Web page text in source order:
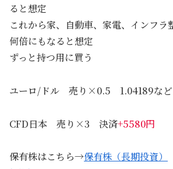
ると想定
これから家、自動車、家電、インフラ
何倍にもなると想定
ずっと持つ用に買う
ユーロ/ドル 売り×0.5 1.04189な
CFD日本 売り×3 決済+5580円
保有株はこちら→保有株（長期投資）